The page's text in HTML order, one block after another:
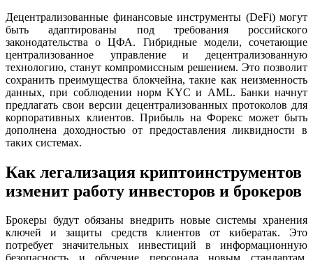
Децентрализованные финансовые инструменты (DeFi) могут
быть адаптированы под требования российского
законодательства о ЦФА. Гибридные модели, сочетающие
централизованное управление и децентрализованную
технологию, станут компромиссным решением. Это позволит
сохранить преимущества блокчейна, такие как неизменность
данных, при соблюдении норм KYC и AML. Банки начнут
предлагать свои версии децентрализованных протоколов для
корпоративных клиентов. Прибыль на Форекс может быть
дополнена доходностью от предоставления ликвидности в
таких системах.
Как легализация криптоинструментов
изменит работу инвесторов и брокеров
Брокеры будут обязаны внедрить новые системы хранения
ключей и защиты средств клиентов от кибератак. Это
потребует значительных инвестиций в информационную